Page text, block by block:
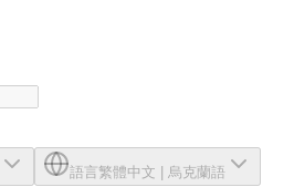
語言繁體中文 烏克蘭語